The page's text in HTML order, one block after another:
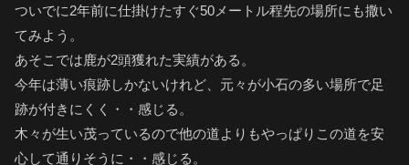
ついでに2年前に仕掛けたすぐ50メートル程先の場所にも撒い
てみよう。
あそこでは鹿が2頭獲れた実績がある。
今年は薄い痕跡しかないけれど、元々が小石の多い場所で足
跡が付きにくく・・感じる。
木々が生い茂っているので他の道よりもやっぱりこの道を安
心して通りそうに・・感じる。